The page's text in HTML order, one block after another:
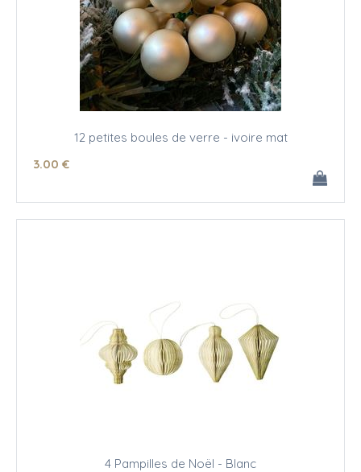
12 petites boules de verre - ivoire mat
3.00 €
4 Pampilles de Noël - Blanc